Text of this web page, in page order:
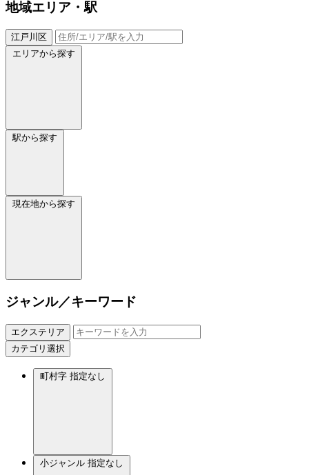
地域エリア・駅
江戸川区
エリアから探す
駅から探す
現在地から探す
ジャンル／キーワード
エクステリア
カテゴリ選択
町村字 指定なし
小ジャンル 指定なし